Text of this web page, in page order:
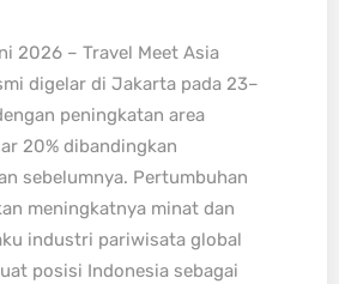
2026 – Travel Meet Asia
digelar di Jakarta pada 23–
peningkatan area
20% dibandingkan
sebelumnya. Pertumbuhan
meningkatnya minat dan
industri pariwisata global
posisi Indonesia sebagai